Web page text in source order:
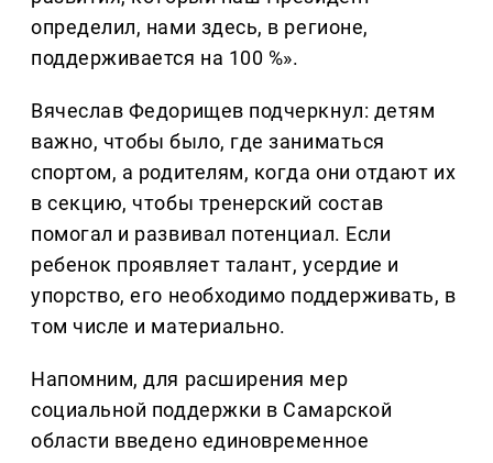
определил, нами здесь, в регионе,
поддерживается на 100 %».
Вячеслав Федорищев подчеркнул: детям
важно, чтобы было, где заниматься
спортом, а родителям, когда они отдают их
в секцию, чтобы тренерский состав
помогал и развивал потенциал. Если
ребенок проявляет талант, усердие и
упорство, его необходимо поддерживать, в
том числе и материально.
Напомним, для расширения мер
социальной поддержки в Самарской
области введено единовременное